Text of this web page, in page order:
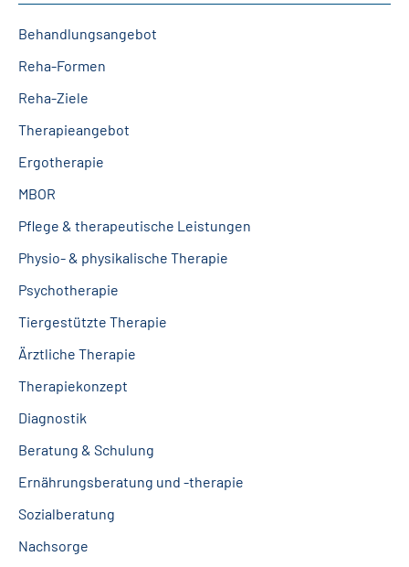
Login
Behandlungsangebot
Reha-Formen
Reha-Ziele
Therapieangebot
Ergotherapie
MBOR
Pflege & therapeutische Leistungen
Physio- & physikalische Therapie
Psychotherapie
Tiergestützte Therapie
Ärztliche Therapie
Therapiekonzept
Diagnostik
Beratung & Schulung
Ernährungsberatung und -therapie
Sozialberatung
Nachsorge